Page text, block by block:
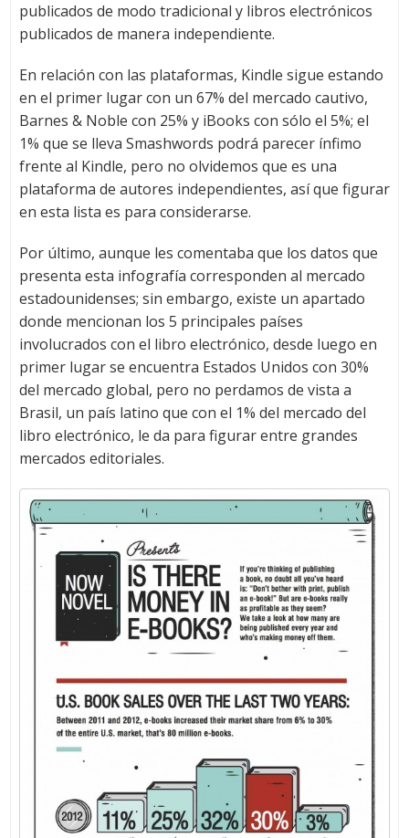
publicados de modo tradicional y libros electrónicos
publicados de manera independiente.
En relación con las plataformas, Kindle sigue estando
en el primer lugar con un 67% del mercado cautivo,
Barnes & Noble con 25% y iBooks con sólo el 5%; el
1% que se lleva Smashwords podrá parecer ínfimo
frente al Kindle, pero no olvidemos que es una
plataforma de autores independientes, así que figurar
en esta lista es para considerarse.
Por último, aunque les comentaba que los datos que
presenta esta infografía corresponden al mercado
estadounidenses; sin embargo, existe un apartado
donde mencionan los 5 principales países
involucrados con el libro electrónico, desde luego en
primer lugar se encuentra Estados Unidos con 30%
del mercado global, pero no perdamos de vista a
Brasil, un país latino que con el 1% del mercado del
libro electrónico, le da para figurar entre grandes
mercados editoriales.